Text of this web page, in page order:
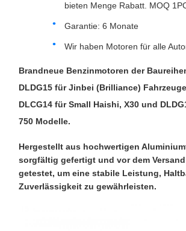
bieten Menge Rabatt. MOQ
Garantie: 6 Monate
Wir haben Motoren für alle
Brandneue Benzinmotoren der
DLDG15 für Jinbei (Brilliance)
DLCG14 für Small Haishi, X30 und
750 Modelle.
Hergestellt aus hochwertigen
sorgfältig gefertigt und vor dem
getestet, um eine stabile Leistung,
Zuverlässigkeit zu gewährleisten.